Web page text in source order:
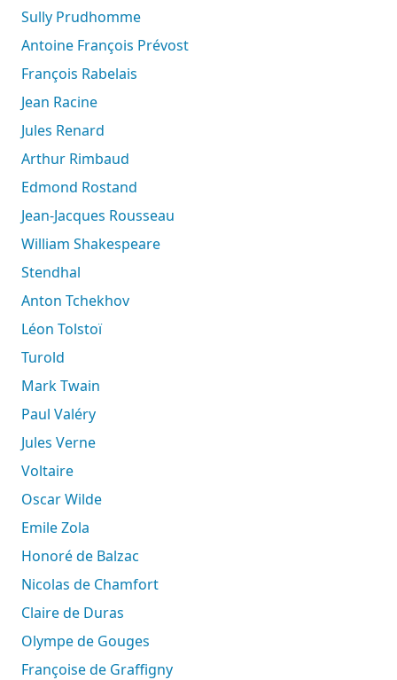
Sully Prudhomme
Antoine François Prévost
François Rabelais
Jean Racine
Jules Renard
Arthur Rimbaud
Edmond Rostand
Jean-Jacques Rousseau
William Shakespeare
Stendhal
Anton Tchekhov
Léon Tolstoï
Turold
Mark Twain
Paul Valéry
Jules Verne
Voltaire
Oscar Wilde
Emile Zola
Honoré de Balzac
Nicolas de Chamfort
Claire de Duras
Olympe de Gouges
Françoise de Graffigny